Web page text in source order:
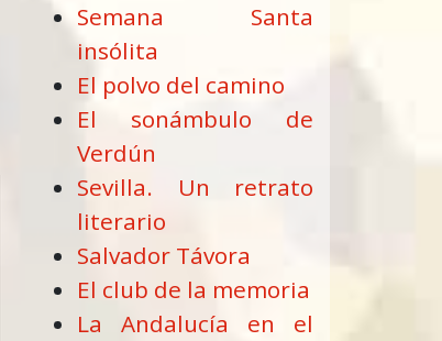
Semana Santa
insólita
El polvo del camino
El sonámbulo de
Verdún
Sevilla. Un retrato
literario
Salvador Távora
El club de la memoria
La Andalucía en el